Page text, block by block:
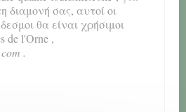
διαμονή σας, αυτοί οι
θα είναι χρήσιμοι
de l'Orne ,
.